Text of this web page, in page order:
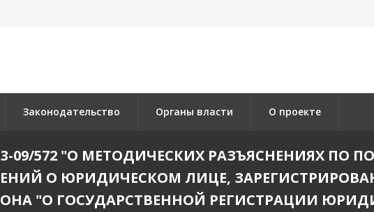
Законодательство Органы власти О проекте
3-09/572 "О МЕТОДИЧЕСКИХ РАЗЪЯСНЕНИЯХ ПО
О ЮРИДИЧЕСКОМ ЛИЦЕ,
"О ГОСУДАРСТВЕННОЙ РЕГИСТРАЦИИ